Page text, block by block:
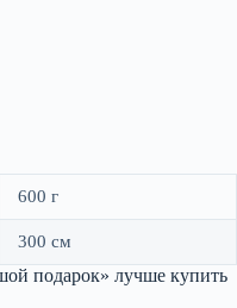
600 г
300 см
подарок» лучше купить